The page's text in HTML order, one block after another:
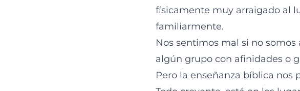
físicamente muy arraigado al
familiarmente.
Nos sentimos mal si no
algún grupo con afinidades o
Pero la enseñanza bíblica nos